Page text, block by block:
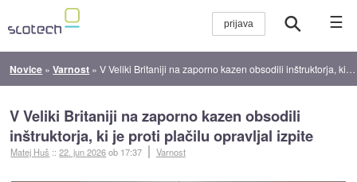
☰
Novice »Varnost »V Veliki Britaniji na zaporno kazen obsodili inštruktorja, ki je proti plačilu opravljal izpite
V Veliki Britaniji na zaporno kazen obsodili
inštruktorja, ki je proti plačilu opravljal izpite
Matej Huš ::22. jun 2026ob 17:37 Varnost